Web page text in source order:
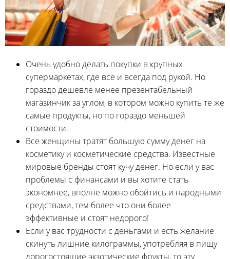
Очень удобно делать покупки в крупных
супермаркетах, где все и всегда под рукой. Но
гораздо дешевле менее презентабельный
магазинчик за углом, в котором можно купить те же
самые продукты, но по гораздо меньшей
стоимости.
Все женщины тратят большую сумму денег на
косметику и косметические средства. Известные
мировые бренды стоят кучу денег. Но если у вас
проблемы с финансами и вы хотите стать
экономнее, вполне можно обойтись и народными
средствами, тем более что они более
эффективные и стоят недорого!
Если у вас трудности с деньгами и есть желание
скинуть лишние килограммы, употребляя в пищу
дорогостоящие экзотические фрукты, то эту